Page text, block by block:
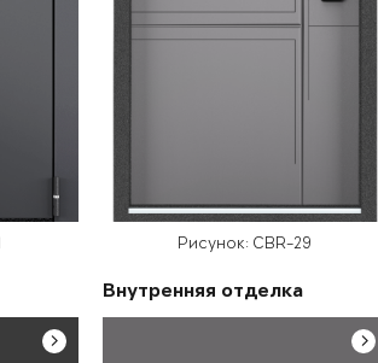
Рисунок: CBR-29
Внутренняя отделка